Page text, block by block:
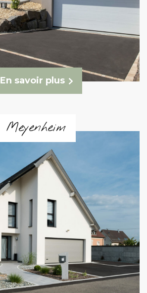
En savoir plus
Meyenheim